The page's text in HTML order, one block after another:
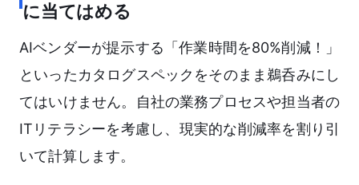
に当てはめる
AIベンダーが提示する「作業時間を80%削減！」
といったカタログスペックをそのまま鵜呑みにし
てはいけません。自社の業務プロセスや担当者の
ITリテラシーを考慮し、現実的な削減率を割り引
いて計算します。